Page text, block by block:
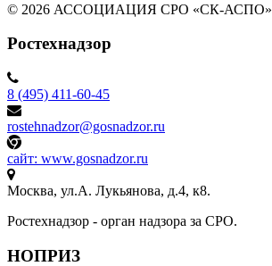
© 2026 АССОЦИАЦИЯ СРО «СК-АСПО»
Ростехнадзор
8 (495) 411-60-45
rostehnadzor@gosnadzor.ru
сайт: www.gosnadzor.ru
Москва, ул.А. Лукьянова, д.4, к8.
Ростехнадзор - орган надзора за СРО.
НОПРИЗ